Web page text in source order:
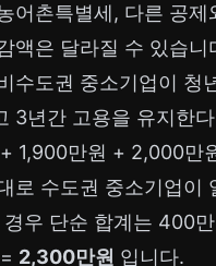
어촌특별세, 다른 공제
액은 달라질 수 있습니
수도권 중소기업이 청
3년간 고용을 유지한
1,900만원 + 2,000만
로 수도권 중소기업이
경우 단순 합계는 400
2,300만원 입니다.